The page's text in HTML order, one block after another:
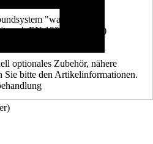
"warme Kante"
nach EN 12207:1999-11)
optionales Zubehör, nähere
Sie bitte den Artikelinformationen.